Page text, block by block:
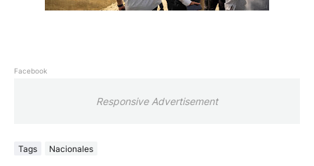
Facebook
Responsive Advertisement
Tags Nacionales